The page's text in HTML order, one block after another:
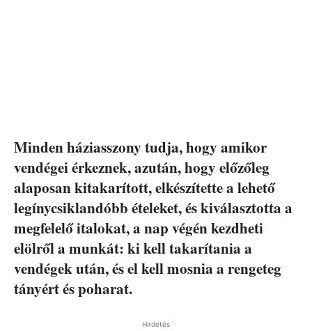
Minden háziasszony tudja, hogy amikor
vendégei érkeznek, azután, hogy előzőleg
alaposan kitakarított, elkészítette a lehető
legínycsiklandóbb ételeket, és kiválasztotta a
megfelelő italokat, a nap végén kezdheti
elölről a munkát: ki kell takarítania a
vendégek után, és el kell mosnia a rengeteg
tányért és poharat.
Hirdetés